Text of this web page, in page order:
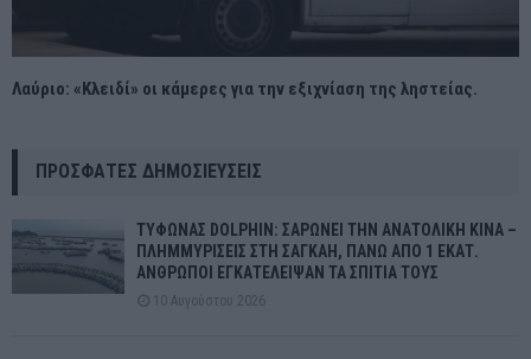
Λαύριο: «Κλειδί» οι κάμερες για την εξιχνίαση της ληστείας.
ΠΡΌΣΦΑΤΕΣ ΔΗΜΟΣΙΕΎΣΕΙΣ
ΤΥΦΩΝΑΣ DOLPHIN: ΣΑΡΩΝΕΙ ΤΗΝ ΑΝΑΤΟΛΙΚΗ ΚΙΝΑ –
ΠΛΗΜΜΥΡΙΣΕΙΣ ΣΤΗ ΣΑΓΚΑΗ, ΠΑΝΩ ΑΠΟ 1 ΕΚΑΤ.
ΑΝΘΡΩΠΟΙ ΕΓΚΑΤΕΛΕΙΨΑΝ ΤΑ ΣΠΙΤΙΑ ΤΟΥΣ
10 Αυγούστου 2026